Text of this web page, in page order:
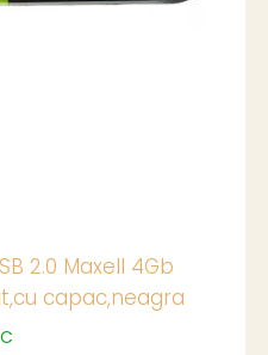
2.0 Maxell 4Gb
capac,neagra